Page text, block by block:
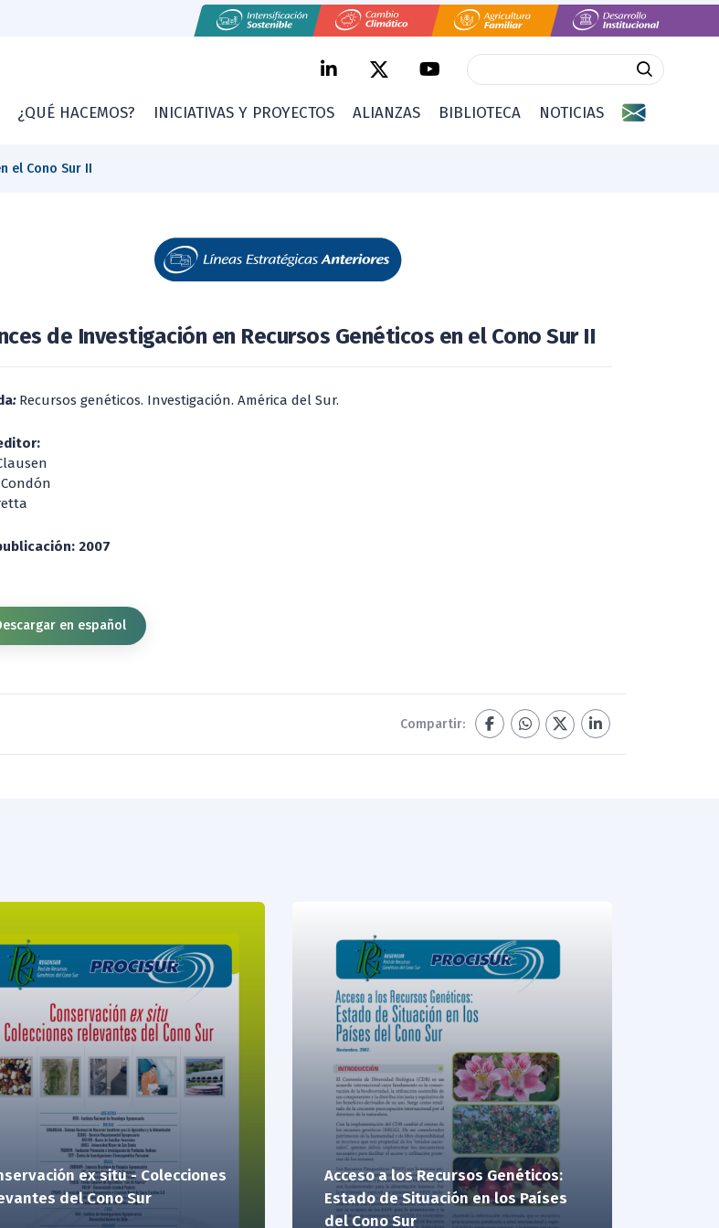
¿QUÉ HACEMOS? INICIATIVAS Y PROYECTOS ALIANZAS BIBLIOTECA NOTICIAS
el Cono Sur II
de Investigación en Recursos Genéticos en el Cono Sur II
: Recursos genéticos. Investigación. América del Sur.
2007
en español
Compartir:
ex situ - Colecciones
del Cono Sur
Acceso a los Recursos Genéticos:
Estado de Situación en los Países
del Cono Sur